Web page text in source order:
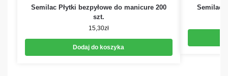
Semilac Płytki bezpyłowe do manicure 200
szt.
15,30zł
Dodaj do koszyka
Semilac